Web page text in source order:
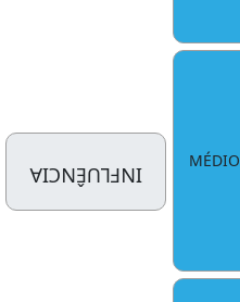
INFLUÊNCIA
MÉDIO